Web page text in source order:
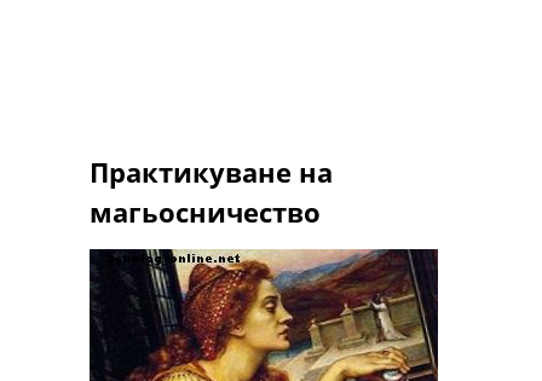
Практикуване на
магьосничество